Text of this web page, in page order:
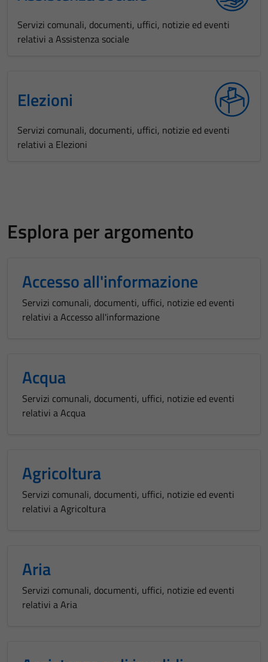
Servizi comunali, documenti, uffici, notizie ed eventi
relativi a Assistenza sociale
Elezioni
Servizi comunali, documenti, uffici, notizie ed eventi
relativi a Elezioni
Esplora per argomento
Accesso all'informazione
Servizi comunali, documenti, uffici, notizie ed eventi
relativi a Accesso all'informazione
Acqua
Servizi comunali, documenti, uffici, notizie ed eventi
relativi a Acqua
Agricoltura
Servizi comunali, documenti, uffici, notizie ed eventi
relativi a Agricoltura
Aria
Servizi comunali, documenti, uffici, notizie ed eventi
relativi a Aria